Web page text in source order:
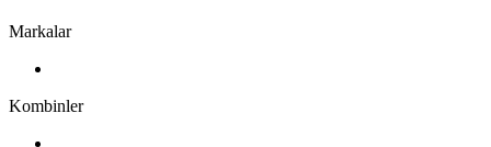
Markalar
Kombinler